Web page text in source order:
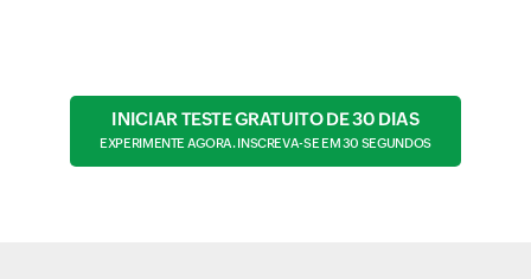
INICIAR TESTE GRATUITO DE 30 DIAS
EXPERIMENTE AGORA. INSCREVA-SE EM 30 SEGUNDOS